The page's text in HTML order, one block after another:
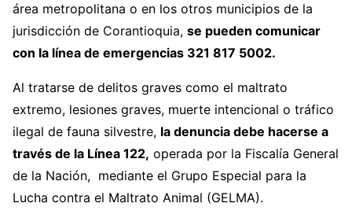
área metropolitana o en los otros municipios de la
jurisdicción de Corantioquia, se pueden comunicar
con la línea de emergencias 321 817 5002.
Al tratarse de delitos graves como el maltrato
extremo, lesiones graves, muerte intencional o tráfico
ilegal de fauna silvestre, la denuncia debe hacerse a
través de la Línea 122, operada por la Fiscalía General
de la Nación, mediante el Grupo Especial para la
Lucha contra el Maltrato Animal (GELMA).